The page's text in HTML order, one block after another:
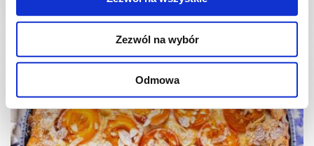
Zezwól na wybór
Odmowa
2 godz. 4897 kcal 24